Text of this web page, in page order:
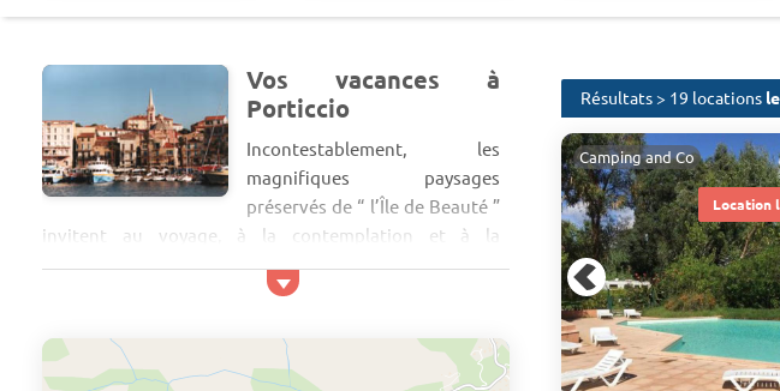
Vos vacances à
Porticcio
Incontestablement, les
magnifiques paysages
préservés de “ l’Île de Beauté ”
invitent au voyage, à la contemplation et à la
découverte. Laissez-vous donc séduire à votre tour !
Situé à 16 km d’Ajaccio, Porticcio bénéficie de
passer des vacances en Corse comme vous les aimez.
Comparez ici les offres de location de vacances à
Résultats > 19 locations
Location
Camping and Co